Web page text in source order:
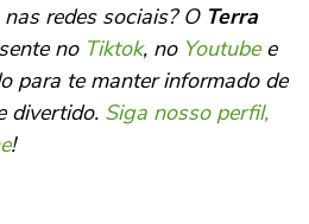
redes sociais? O Terra
no Tiktok, no Youtubee
para te manter informado de
divertido. Siga nosso perfil,
!